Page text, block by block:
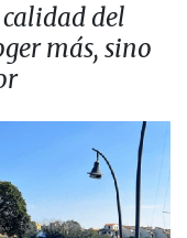
del
más, sino